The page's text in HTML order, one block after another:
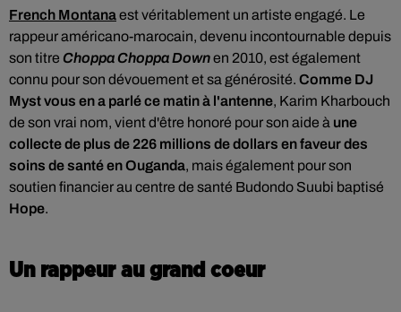
French Montanaest véritablement un artiste engagé. Le
rappeur américano-marocain, devenu incontournable depuis
son titre Choppa Choppa Downen 2010, est également
connu pour son dévouement et sa générosité. Comme DJ
Myst vous en a parlé ce matin à l'antenne, Karim Kharbouch
de son vrai nom, vient d'être honoré pour son aide à une
collecte de plus de 226 millions de dollars en faveur des
soins de santé en Ouganda, mais également pour son
soutien financier au centre de santé Budondo Suubi baptisé
Hope.
Un rappeur au grand coeur